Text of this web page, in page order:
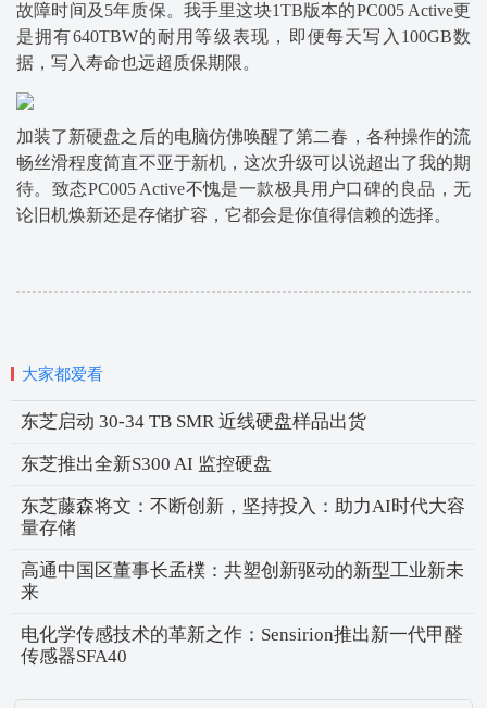
故障时间及5年质保。我手里这块1TB版本的PC005 Active更
是拥有640TBW的耐用等级表现，即便每天写入100GB数
据，写入寿命也远超质保期限。
加装了新硬盘之后的电脑仿佛唤醒了第二春，各种操作的流
畅丝滑程度简直不亚于新机，这次升级可以说超出了我的期
待。致态PC005 Active不愧是一款极具用户口碑的良品，无
论旧机焕新还是存储扩容，它都会是你值得信赖的选择。
大家都爱看
东芝启动 30-34 TB SMR 近线硬盘样品出货
东芝推出全新S300 AI 监控硬盘
东芝藤森将文：不断创新，坚持投入：助力AI时代大容
量存储
高通中国区董事长孟樸：共塑创新驱动的新型工业新未
来
电化学传感技术的革新之作：Sensirion推出新一代甲醛
传感器SFA40